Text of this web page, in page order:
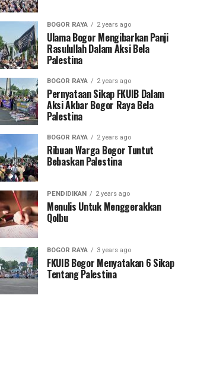
BOGOR RAYA 2 years ago
Ulama Bogor Mengibarkan Panji
Rasulullah Dalam Aksi Bela
Palestina
BOGOR RAYA 2 years ago
Pernyataan Sikap FKUIB Dalam
Aksi Akbar Bogor Raya Bela
Palestina
BOGOR RAYA 2 years ago
Ribuan Warga Bogor Tuntut
Bebaskan Palestina
PENDIDIKAN 2 years ago
Menulis Untuk Menggerakkan
Qolbu
BOGOR RAYA 3 years ago
FKUIB Bogor Menyatakan 6 Sikap
Tentang Palestina